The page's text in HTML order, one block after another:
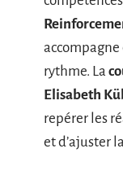
rythme. La
Elisabeth
repérer les
et d’ajuster